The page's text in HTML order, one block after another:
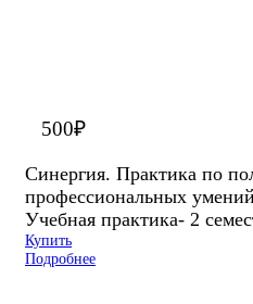
500₽
Синергия. Практика по
профессиональных
Учебная практика- 2
Купить
Подробнее